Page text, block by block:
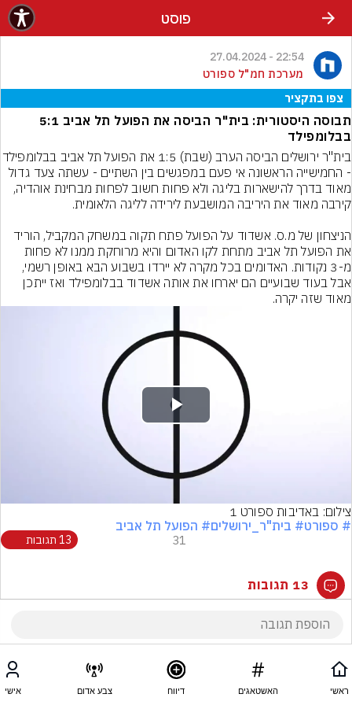
פוסט
22:54 - 27.04.2024
מערכת חמ"ל ספורט
צפו בתקציר
תבוסה היסטורית: בית"ר הביסה את הפועל תל אביב 5:1
בבלומפילד
הניצחון של מ.ס. אשדוד על הפועל פתח תקוה במשחק המקביל, הוריד
מאוד שזה יקרה.
Play
Video
צילום: באדיבות ספורט 1
# ספורט# בית"ר_ירושלים# הפועל תל אביב
31 13 תגובות
13 תגובות
ראשי האשטאגים דיווח צבע אדום אישי